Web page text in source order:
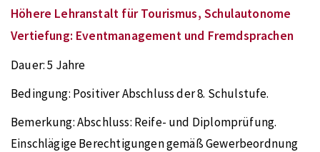
Höhere Lehranstalt für Tourismus, Schulautonome
Vertiefung: Eventmanagement und Fremdsprachen
Dauer:5 Jahre
Bedingung: Positiver Abschluss der 8. Schulstufe.
Bemerkung:Abschluss: Reife- und Diplomprüfung.
Einschlägige Berechtigungen gemäß Gewerbeordnung